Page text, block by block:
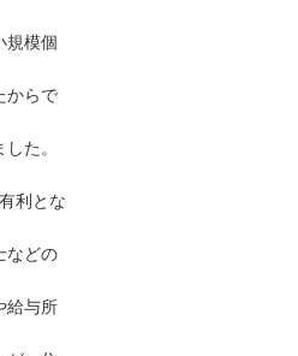
規模個
からで
た。
利とな
などの
給与所